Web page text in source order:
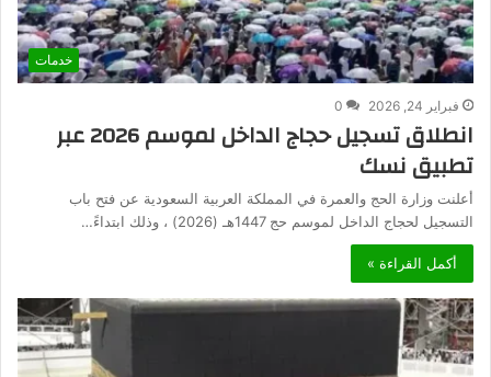
خدمات
فبراير 24, 2026 0
انطلاق تسجيل حجاج الداخل لموسم 2026 عبر
تطبيق نسك
أعلنت وزارة الحج والعمرة في المملكة العربية السعودية عن فتح باب
التسجيل لحجاج الداخل لموسم حج 1447هـ (2026) ، وذلك ابتداءً…
أكمل القراءة »